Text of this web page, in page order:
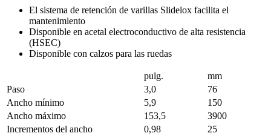
El sistema de retención de varillas Slidelox facilita el
mantenimiento
Disponible en acetal electroconductivo de alta resistencia
(HSEC)
Disponible con calzos para las ruedas
pulg.
mm
Paso
3,0
76
Ancho mínimo
5,9
150
Ancho máximo
153,5
3900
Incrementos del ancho
0,98
25